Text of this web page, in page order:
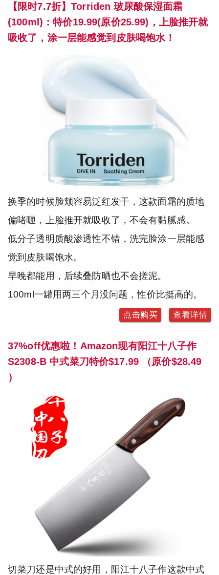
【限时7.7折】Torriden 玻尿酸保湿面霜
(100ml)：特价19.99(原价25.99)，上脸推开就
吸收了，涂一层能感觉到皮肤喝饱水！
换季的时候脸颊容易泛红发干，这款面霜的质地
偏啫喱，上脸推开就吸收了，不会有黏腻感。
低分子透明质酸渗透性不错，洗完脸涂一层能感
觉到皮肤喝饱水。
早晚都能用，后续叠防晒也不会搓泥。
100ml一罐用两三个月没问题，性价比挺高的。
点击购买 查看详情
37%off优惠啦！Amazon现有阳江十八子作
S2308-B 中式菜刀特价$17.99 （原价$28.49
）
切菜刀还是中式的好用，阳江十八子作这款中式